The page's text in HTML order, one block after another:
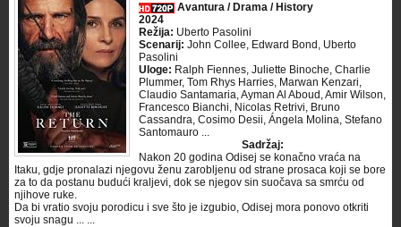
Avantura / Drama / History
2024
Režija: Uberto Pasolini
Scenarij: John Collee, Edward Bond, Uberto
Pasolini
Uloge: Ralph Fiennes, Juliette Binoche, Charlie
Plummer, Tom Rhys Harries, Marwan Kenzari,
Claudio Santamaria, Ayman Al Aboud, Amir Wilson,
Francesco Bianchi, Nicolas Retrivi, Bruno
Cassandra, Cosimo Desii, Ángela Molina, Stefano
Santomauro ...
Sadržaj:
Nakon 20 godina Odisej se konačno vraća na
Itaku, gdje pronalazi njegovu ženu zarobljenu od strane prosaca koji se bore
za to da postanu budući kraljevi, dok se njegov sin suočava sa smrću od
njihove ruke.
Da bi vratio svoju porodicu i sve što je izgubio, Odisej mora ponovo otkriti
svoju snagu ... ...